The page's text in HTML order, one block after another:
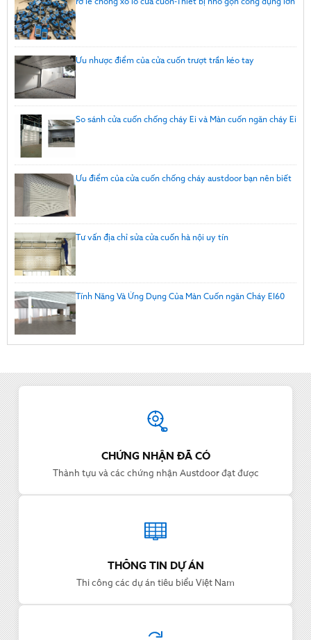
rơ le chống xổ lô cửa cuốn-Thiết bị nhỏ gọn công dụng lớn
Ưu nhược điểm của cửa cuốn trượt trần kéo tay
So sánh cửa cuốn chống cháy Ei và Màn cuốn ngăn cháy Ei
Ưu điểm của cửa cuốn chống cháy austdoor bạn nên biết
Tư vấn địa chỉ sửa cửa cuốn hà nội uy tín
Tính Năng Và Ứng Dụng Của Màn Cuốn ngăn Cháy EI60
Thông tin Austdoor
CHỨNG NHẬN ĐÃ CÓ
Thành tựu và các chứng nhận Austdoor đạt được
THÔNG TIN DỰ ÁN
Thi công các dự án tiêu biểu Việt Nam